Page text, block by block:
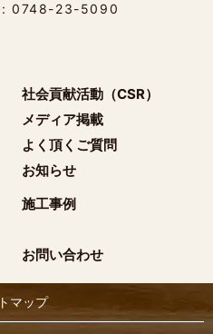
0748-23-5090
社会貢献活動（CSR）
メディア掲載
よく頂くご質問
お知らせ
施工事例
お問い合わせ
マップ